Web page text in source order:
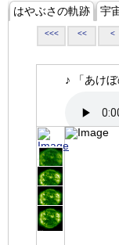
はやぶさの軌跡 宇
<<< << <
♪ 「あけぼ